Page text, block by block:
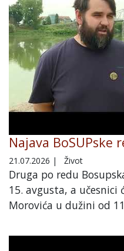
Najava BoSUPske
21.07.2026 | Život
Druga po redu
15. avgusta, a učesnici
Morovića u dužini od